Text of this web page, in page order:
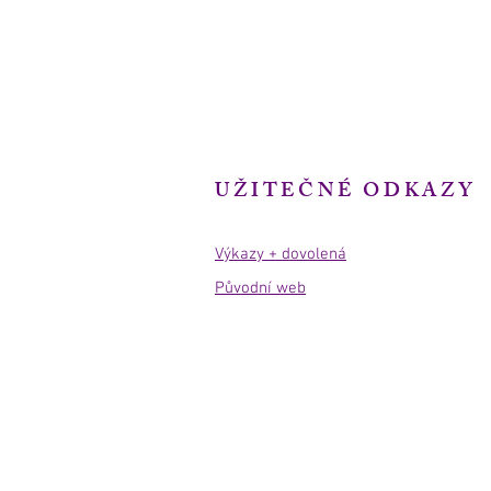
UŽITEČNÉ ODKAZY
Výkazy + dovolená
Původní web